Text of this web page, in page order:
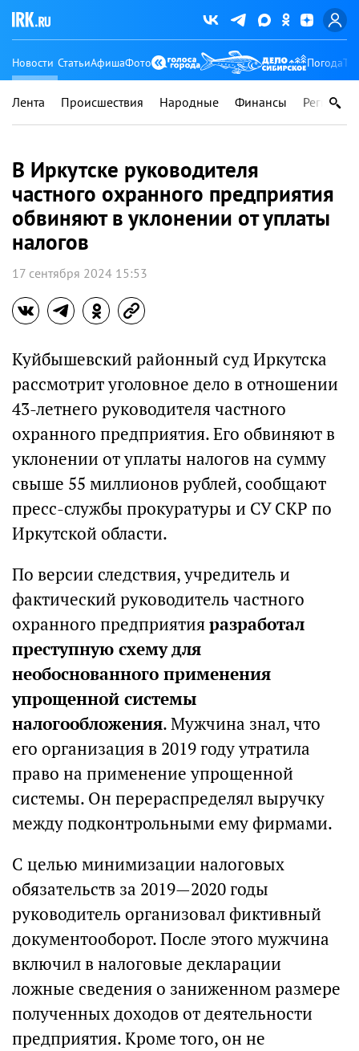
Новости СтатьиАфишаФото Погода
Лента Происшествия Народные Финансы Регионы
В Иркутске руководителя
частного охранного предприятия
обвиняют в уклонении от уплаты
налогов
17 сентября 2024 15:53
Куйбышевский районный суд Иркутска
рассмотрит уголовное дело в отношении
43-летнего руководителя частного
охранного предприятия. Его обвиняют в
уклонении от уплаты налогов на сумму
свыше 55 миллионов рублей, сообщают
пресс-службы прокуратуры и СУ СКР по
Иркутской области.
По версии следствия, учредитель и
фактический руководитель частного
охранного предприятияразработал
преступную схему для
необоснованного применения
упрощенной системы
налогообложения. Мужчина знал, что
его организация в 2019 году утратила
право на применение упрощенной
системы. Он перераспределял выручку
между подконтрольными ему фирмами.
С целью минимизации налоговых
обязательств за 2019—2020 годы
руководитель организовал фиктивный
документооборот. После этого мужчина
включил в налоговые декларации
ложные сведения о заниженном размере
полученных доходов от деятельности
предприятия. Кроме того, он не